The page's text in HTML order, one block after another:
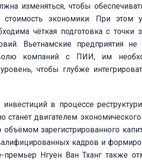
изменяться, чтобы
экономики. При этом
чёткая подготовка с точки
Вьетнамские предприятия не
компаний с ПИИ, им
чтобы глубже
в процессе
станет двигателем экономического
зарегистрированного
кадров и
премьер Нгуен Ван Тханг также